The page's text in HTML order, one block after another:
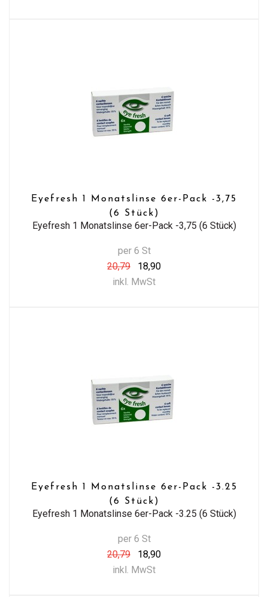
Eyefresh 1 Monatslinse 6er-Pack -3,75
(6 Stück)
Eyefresh 1 Monatslinse 6er-Pack -3,75 (6 Stück)
per 6 St
20,79
18,90
inkl. MwSt
Eyefresh 1 Monatslinse 6er-Pack -3.25
(6 Stück)
Eyefresh 1 Monatslinse 6er-Pack -3.25 (6 Stück)
per 6 St
20,79
18,90
inkl. MwSt